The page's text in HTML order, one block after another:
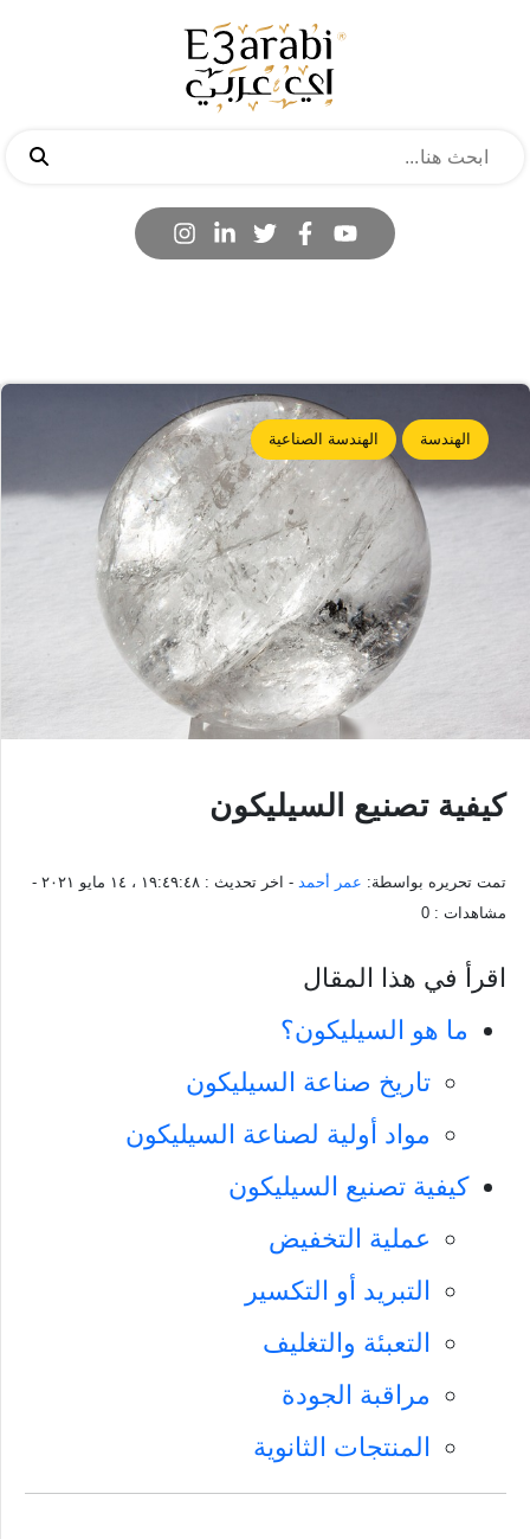
الهندسة الهندسة الصناعية
كيفية تصنيع السيليكون
تمت تحريره بواسطة: عمر أحمد - اخر تحديث : ١٩:٤٩:٤٨ ، ١٤ مايو ٢٠٢١
-
مشاهدات : 0
اقرأ في هذا المقال
ما هو السيليكون؟
تاريخ صناعة السيليكون
مواد أولية لصناعة السيليكون
كيفية تصنيع السيليكون
عملية التخفيض
التبريد أو التكسير
التعبئة والتغليف
مراقبة الجودة
المنتجات الثانوية